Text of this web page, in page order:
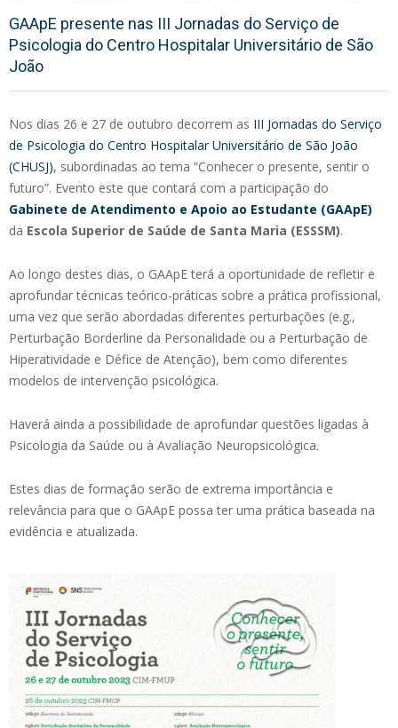
GAApE presente nas III Jornadas do Serviço de
Psicologia do Centro Hospitalar Universitário de São
João
Nos dias 26 e 27 de outubro decorrem as III Jornadas do Serviço
de Psicologia do Centro Hospitalar Universitário de São João
(CHUSJ), subordinadas ao tema “Conhecer o presente, sentir o
futuro”. Evento este que contará com a participação do
Gabinete de Atendimento e Apoio ao Estudante (GAApE)
da Escola Superior de Saúde de Santa Maria (ESSSM).
Ao longo destes dias, o GAApE terá a oportunidade de refletir e
aprofundar técnicas teórico-práticas sobre a prática profissional,
uma vez que serão abordadas diferentes perturbações (e.g.,
Perturbação Borderline da Personalidade ou a Perturbação de
Hiperatividade e Défice de Atenção), bem como diferentes
modelos de intervenção psicológica.
Haverá ainda a possibilidade de aprofundar questões ligadas à
Psicologia da Saúde ou à Avaliação Neuropsicológica.
Estes dias de formação serão de extrema importância e
relevância para que o GAApE possa ter uma prática baseada na
evidência e atualizada.